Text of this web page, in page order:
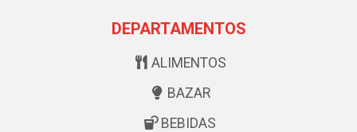
DEPARTAMENTOS
ALIMENTOS
BAZAR
BEBIDAS